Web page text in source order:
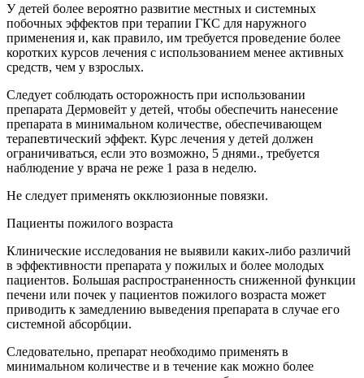
У детей более вероятно развитие местных и системных
побочных эффектов при терапии ГКС для наружного
применения и, как правило, им требуется проведение более
коротких курсов лечения с использованием менее активных
средств, чем у взрослых.
Следует соблюдать осторожность при использовании
препарата Дермовейт у детей, чтобы обеспечить нанесение
препарата в минимальном количестве, обеспечивающем
терапевтический эффект. Курс лечения у детей должен
ограничиваться, если это возможно, 5 днями., требуется
наблюдение у врача не реже 1 раза в неделю.
Не следует применять окклюзионные повязки.
Пациенты пожилого возраста
Клинические исследования не выявили каких-либо различий
в эффективности препарата у пожилых и более молодых
пациентов. Большая распространенность сниженной функции
печени или почек у пациентов пожилого возраста может
приводить к замедлению выведения препарата в случае его
системной абсорбции.
Следовательно, препарат необходимо применять в
минимальном количестве и в течение как можно более